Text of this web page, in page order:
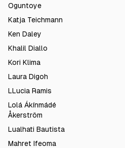
Oguntoye
Katja Teichmann
Ken Daley
Khalil Diallo
Kori Klima
Laura Digoh
LLucia Ramis
Lolá Ákínmádé
Åkerström
Lualhati Bautista
Mahret Ifeoma